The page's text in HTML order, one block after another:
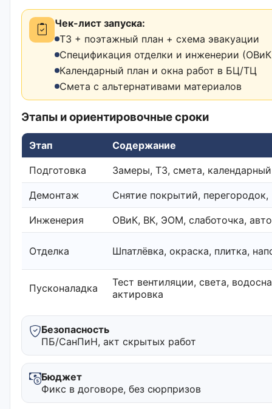
Чек-лист запуска:
ТЗ + поэтажный план + схема эвакуации
Спецификация отделки и инженерии
Календарный план и окна работ в БЦ/ТЦ
Смета с альтернативами материалов
Этапы и ориентировочные сроки
Этап Содержание
Подготовка Замеры, ТЗ, смета,
Демонтаж Снятие покрытий,
Инженерия ОВиК, ВК, ЭОМ, слаботочка,
Отделка Шпатлёвка, окраска, плитка,
Пусконаладка
Тест вентиляции, света,
актировка
Безопасность
ПБ/СанПиН, акт скрытых работ
Бюджет
Фикс в договоре, без сюрпризов